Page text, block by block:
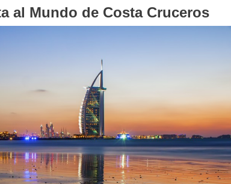
al Mundo de Costa Cruceros